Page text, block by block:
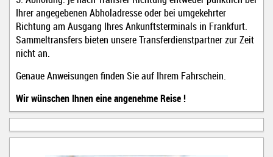
Ihrer angegebenen Abholadresse oder bei umgekehrter
Richtung am Ausgang Ihres Ankunftsterminals in Frankfurt.
Sammeltransfers bieten unsere Transferdienstpartner zur Zeit
nicht an.
Genaue Anweisungen finden Sie auf Ihrem Fahrschein.
Wir wünschen Ihnen eine angenehme Reise !